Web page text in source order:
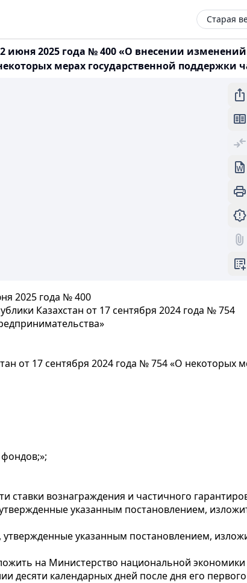
Старая
июня 2025 года № 400 «О внесении
мерах государственной поддержки
2025 года № 400
Казахстан от 17 сентября 2024 года № 754
от 17 сентября 2024 года № 754 «О некоторых
ставки вознаграждения и частичного
указанным постановлением,
указанным постановлением,
на Министерство национальной экономики
десяти календарных дней после дня его